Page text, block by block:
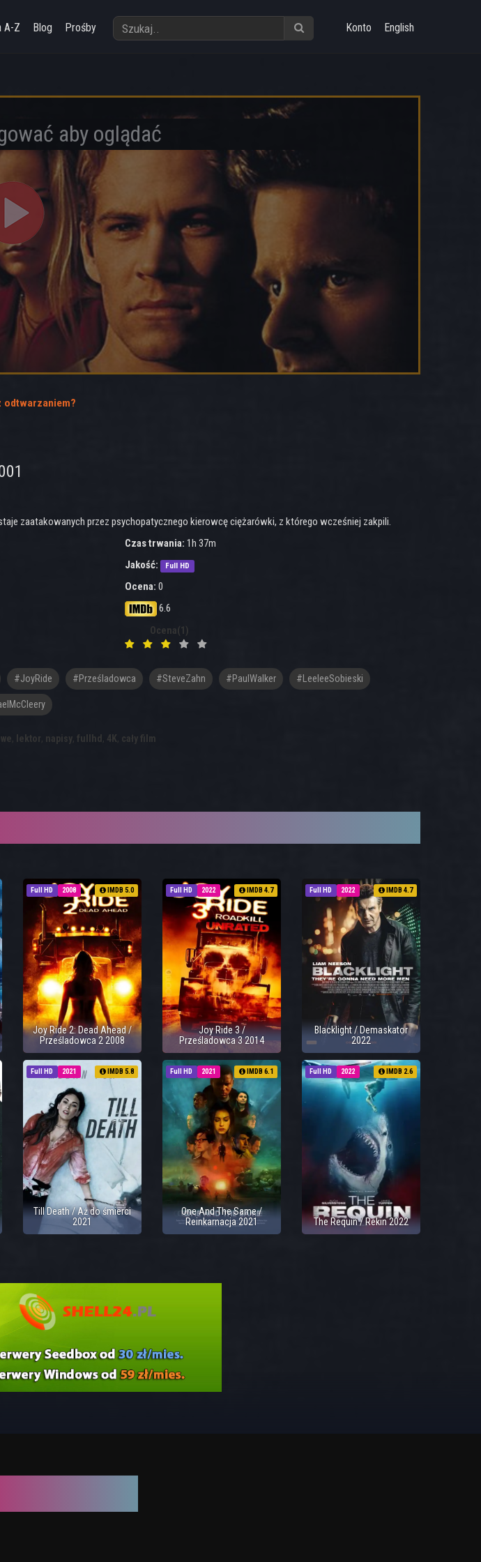
A-Z Blog Prośby Konto English
aby oglądać
odtwarzaniem?
zaatakowanych przez psychopatycznego kierowcę ciężarówki, z którego wcześniej zakpili.
Czas trwania: 1h 37m
Jakość:
Full HD
Ocena: 0
6.6
Ocena(1)
#JoyRide #Prześladowca #SteveZahn #PaulWalker #LeeleeSobieski
, lektor, napisy, fullhd , 4K, cały film
Full HD 2008 IMDB 5.0
Joy Ride 2: Dead Ahead /
Prześladowca 2 2008
Full HD 2022 IMDB 4.7
Joy Ride 3 /
Prześladowca 3 2014
Full HD 2022 IMDB 4.7
Blacklight / Demaskator
2022
Full HD 2021 IMDB 5.8
Till Death / Aż do śmierci
2021
Full HD 2021 IMDB 6.1
One And The Same /
Reinkarnacja 2021
Full HD 2022 IMDB 2.6
The Requin / Rekin 2022